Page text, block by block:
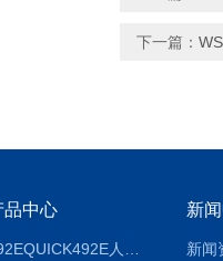
下一篇：
品中心 新
新闻